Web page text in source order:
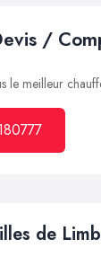
/
le meilleur
de